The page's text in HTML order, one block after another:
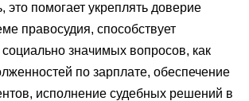
это помогает укреплять доверие
правосудия, способствует
значимых вопросов, как
по зарплате, обеспечение
исполнение судебных решений в